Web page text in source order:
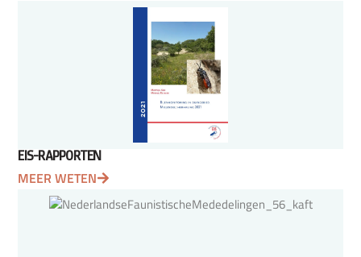
EIS-RAPPORTEN
MEER WETEN